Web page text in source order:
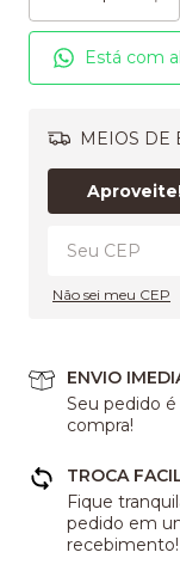
Está com
MEIOS DE
Não sei meu CEP
ENVIO
Seu pedido
compra!
TROCA
Fique
pedido em
recebimento!